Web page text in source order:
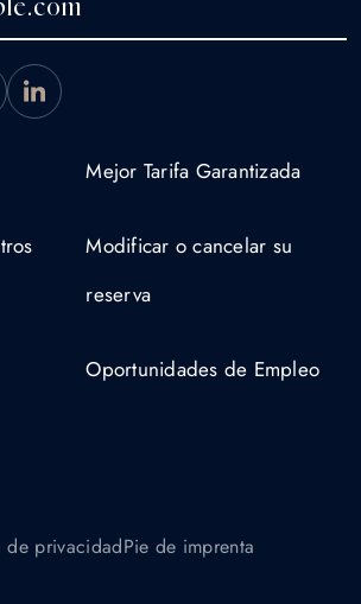
Mejor Tarifa Garantizada
Modificar o cancelar su
reserva
Oportunidades de Empleo
de privacidadPie de imprenta